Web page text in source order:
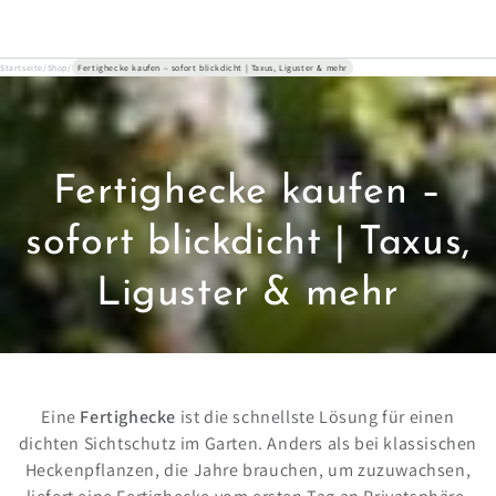
Startseite/Shop/ Fertighecke kaufen – sofort blickdicht | Taxus, Liguster & mehr
Kollektion:
Fertighecke kaufen –
sofort blickdicht | Taxus,
Liguster & mehr
Eine Fertighecke ist die schnellste Lösung für einen
dichten Sichtschutz im Garten. Anders als bei klassischen
Heckenpflanzen, die Jahre brauchen, um zuzuwachsen,